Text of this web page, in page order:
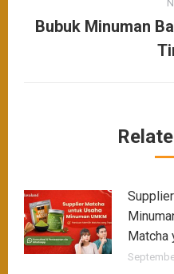
Bubuk Minuman
Matcha